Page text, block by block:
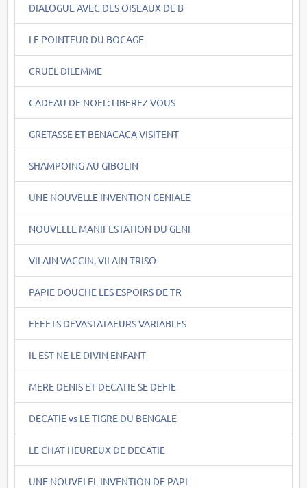
DIALOGUE AVEC DES OISEAUX DE B
LE POINTEUR DU BOCAGE
CRUEL DILEMME
CADEAU DE NOEL: LIBEREZ VOUS
GRETASSE ET BENACACA VISITENT
SHAMPOING AU GIBOLIN
UNE NOUVELLE INVENTION GENIALE
NOUVELLE MANIFESTATION DU GENI
VILAIN VACCIN, VILAIN TRISO
PAPIE DOUCHE LES ESPOIRS DE TR
EFFETS DEVASTATAEURS VARIABLES
IL EST NE LE DIVIN ENFANT
MERE DENIS ET DECATIE SE DEFIE
DECATIE vs LE TIGRE DU BENGALE
LE CHAT HEUREUX DE DECATIE
UNE NOUVELEL INVENTION DE PAPI